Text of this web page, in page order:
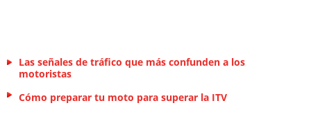
Las señales de tráfico que más confunden a los
motoristas
Cómo preparar tu moto para superar la ITV